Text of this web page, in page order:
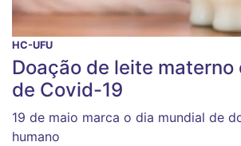
HC-UFU
Doação de leite materno
de Covid-19
19 de maio marca o dia mundial de
humano